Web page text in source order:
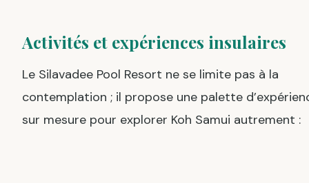
Activités et expériences insulaires
Le Silavadee Pool Resort ne se limite pas à la
contemplation ; il propose une palette
sur mesure pour explorer Koh Samui autrement :